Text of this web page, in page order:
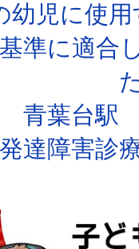
幼児に使
に適合し
ばな
葉台駅
達障害診